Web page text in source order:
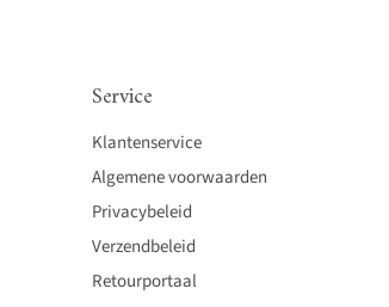
Service
Klantenservice
Algemene voorwaarden
Privacybeleid
Verzendbeleid
Retourportaal